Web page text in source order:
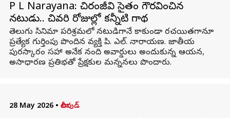
P L Narayana: చిరంజీవి సైతం గౌరవించిన
నటుడు.. చివరి రోజుల్లో కన్నీటి గాథ
తెలుగు సినిమా పరిశ్రమలో నటుడిగానే కాకుండా రచయితగానూ
ప్రత్యేక గుర్తింపు పొందిన వ్యక్తి పి. ఎల్. నారాయణ. జాతీయ
పురస్కారం సహా అనేక నంది అవార్డులు అందుకున్న ఆయన,
అసాధారణ ప్రతిభతో ప్రేక్షకుల మన్ననలు పొందారు.
28 May 2026 • టాలీవుడ్